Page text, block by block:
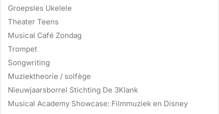
Groepsles Ukelele
Theater Teens
Musical Café Zondag
Trompet
Songwriting
Muziektheorie / solfège
Nieuwjaarsborrel Stichting De 3Klank
Musical Academy Showcase: Filmmuziek en Disney